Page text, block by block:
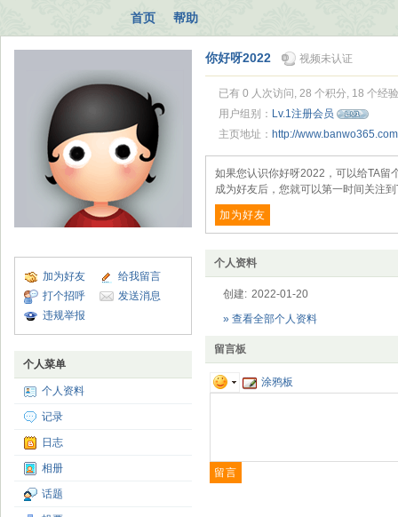
首页 帮助
加为好友
给我留言
打个招呼
发送消息
违规举报
个人菜单
个人资料
记录
日志
相册
话题
你好呀2022 视频未认证
已有 0 人次访问, 28 个积分, 18 个经
用户组别： Lv.1注册会员
主页地址： http://
如果您认识你好呀2022，可以给TA留
成为好友后，您就可以第一时间关注
加为好友
个人资料
创建: 2022-01-20
» 查看全部个人资料
留言板
涂鸦板